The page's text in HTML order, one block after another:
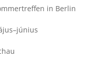
in Berlin